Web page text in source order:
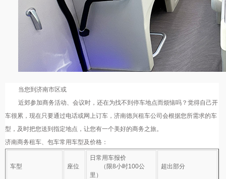
当您到济南市区或
近郊参加商务活动、会议时，还在为找不到停车地点而烦恼吗？觉得自己开
车很累，现在只要通过电话或网上订车，济南德兴租车公司会根据您所需求的车
型，及时把您送到指定地点，让您有一个美好的商务之旅。
济南商务租车、包车常用车型及价格：
车型 座位
日常用车报价
（限8小时100公
里）
超出部分